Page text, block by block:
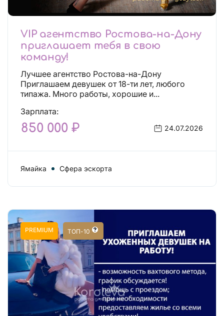
VIP агентство Ростова-на-Дону
приглашает тебя в свою
команду!
Лучшее агентство Ростова-на-Дону
Приглашаем девушек от 18-ти лет, любого
типажа. Много работы, хорошие и...
Зарплата:
850 000 ₽ 24.07.2026
Ямайка Сфера эскорта
PREMIUM ТОП-10